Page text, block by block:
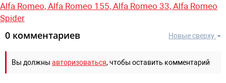
Alfa Romeo, Alfa Romeo 155, Alfa Romeo 33, Alfa Romeo
Spider
Новые сверху
0 комментариев
Вы должны авторизоваться, чтобы оставить комментарий